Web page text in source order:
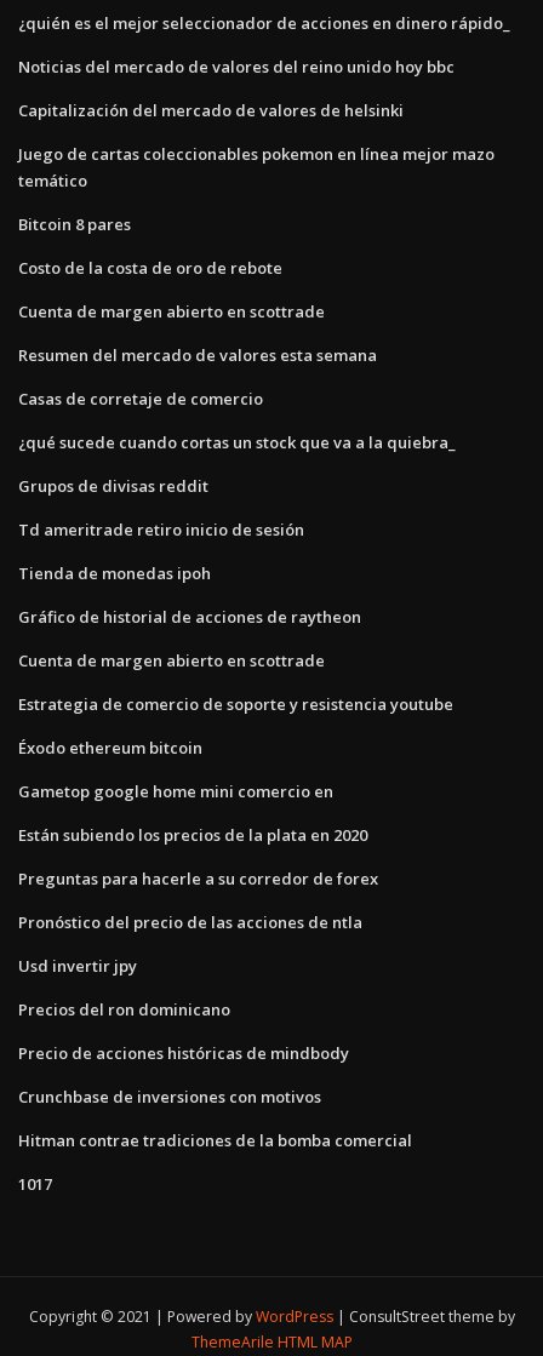
¿quién es el mejor seleccionador de acciones en dinero rápido_
Noticias del mercado de valores del reino unido hoy bbc
Capitalización del mercado de valores de helsinki
Juego de cartas coleccionables pokemon en línea mejor mazo
temático
Bitcoin 8 pares
Costo de la costa de oro de rebote
Cuenta de margen abierto en scottrade
Resumen del mercado de valores esta semana
Casas de corretaje de comercio
¿qué sucede cuando cortas un stock que va a la quiebra_
Grupos de divisas reddit
Td ameritrade retiro inicio de sesión
Tienda de monedas ipoh
Gráfico de historial de acciones de raytheon
Cuenta de margen abierto en scottrade
Estrategia de comercio de soporte y resistencia youtube
Éxodo ethereum bitcoin
Gametop google home mini comercio en
Están subiendo los precios de la plata en 2020
Preguntas para hacerle a su corredor de forex
Pronóstico del precio de las acciones de ntla
Usd invertir jpy
Precios del ron dominicano
Precio de acciones históricas de mindbody
Crunchbase de inversiones con motivos
Hitman contrae tradiciones de la bomba comercial
1017
Copyright © 2021 | Powered byWordPress
ConsultStreet theme by
ThemeArile HTML MAP